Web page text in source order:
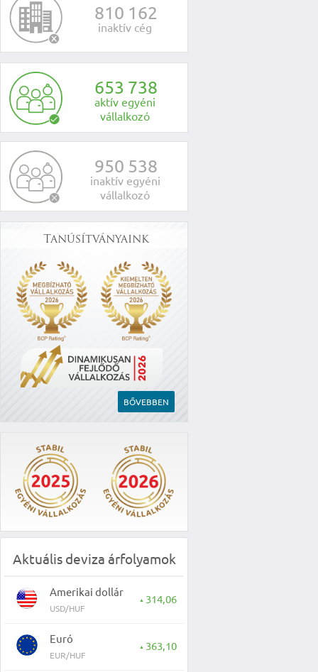
810 162
inaktív cég
653 738
aktív egyéni
vállalkozó
950 538
inaktív egyéni
vállalkozó
Tanúsítványaink
BŐVEBBEN
Aktuális deviza árfolyamok
Amerikai dollár
USD/HUF
▲ 314,06
Euró
EUR/HUF
▲ 363,10